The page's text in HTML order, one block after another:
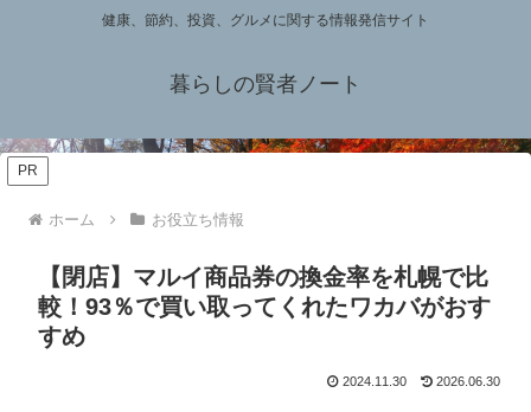
健康、節約、投資、グルメに関する情報発信サイト
暮らしの賢者ノート
PR
ホーム お役立ち情報
【閉店】マルイ商品券の換金率を札幌で比
較！93％で買い取ってくれたワカバがおす
すめ
2024.11.30 2026.06.30